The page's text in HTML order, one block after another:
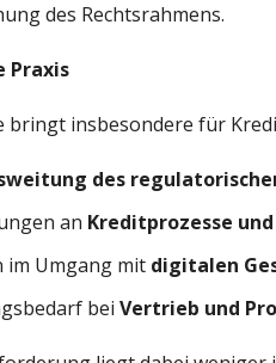
des Rechtsrahmens.
Praxis
bringt insbesondere für
des
an Kreditprozesse
im Umgang mit digitalen
bei Vertrieb und